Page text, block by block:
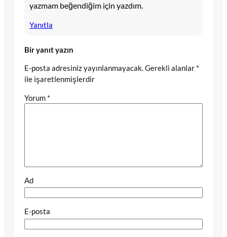
yazmam beğendiğim için yazdım.
Yanıtla
Bir yanıt yazın
E-posta adresiniz yayınlanmayacak.Gerekli alanlar *
ile işaretlenmişlerdir
Yorum *
Ad
E-posta